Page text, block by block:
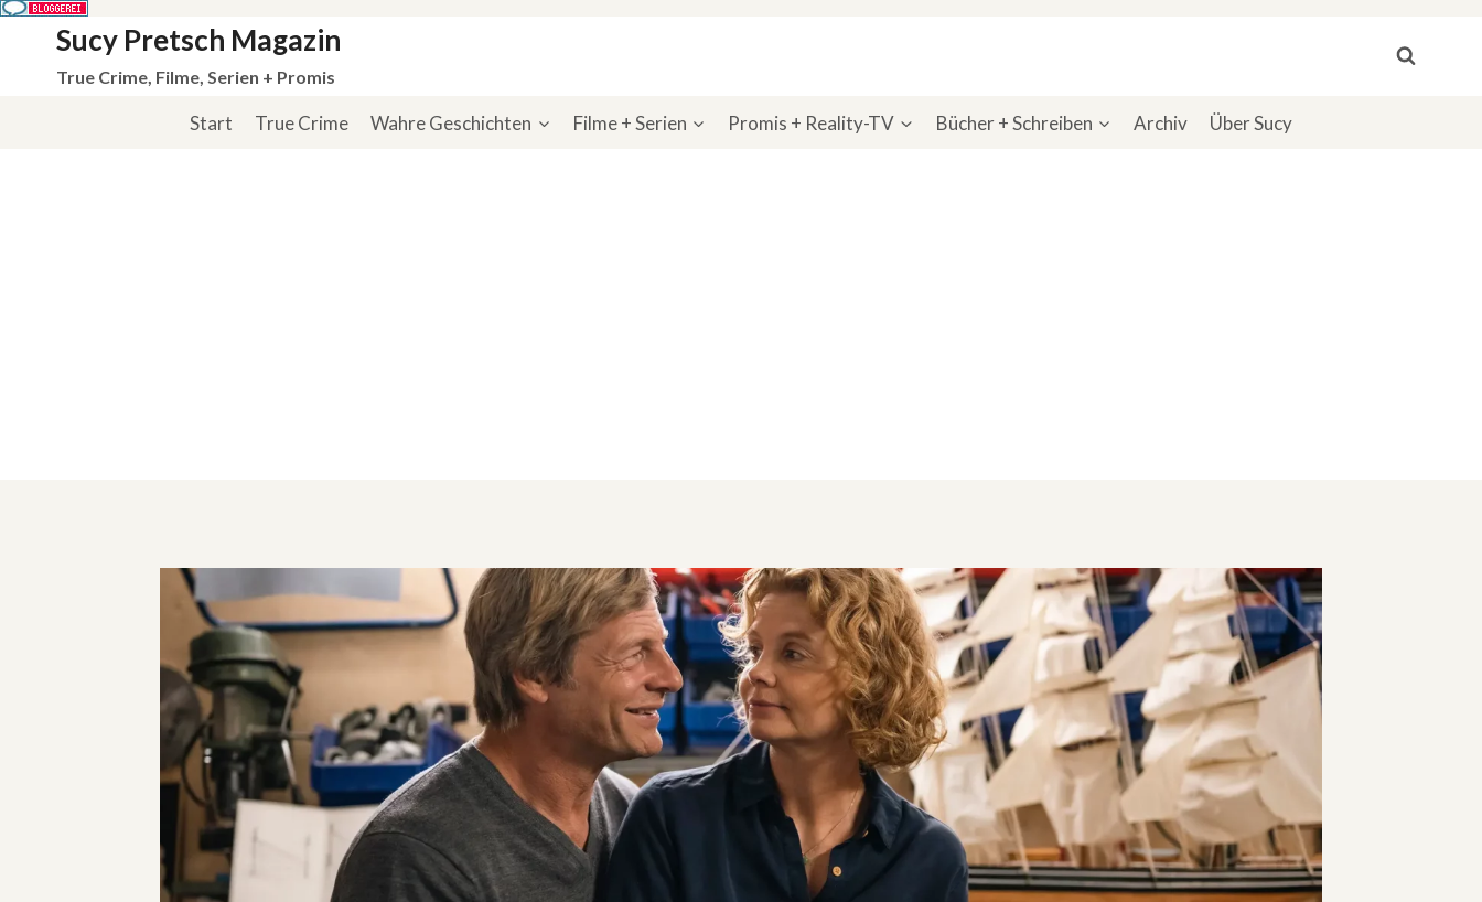
springen
Sucy Pretsch Magazin
True Crime, Filme, Serien + Promis
Start True Crime Wahre Geschichten Filme + Serien Promis + Reality-TV Bücher + Schreiben Archiv Über Sucy